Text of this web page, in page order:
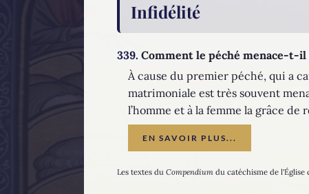
Infidélité
339. Comment le péché menace-t-il
À cause du premier péché, qui a
matrimoniale est très souvent
l’homme et à la femme la grâce
EN SAVOIR PLUS...
Les textes du Compendium du catéchisme de